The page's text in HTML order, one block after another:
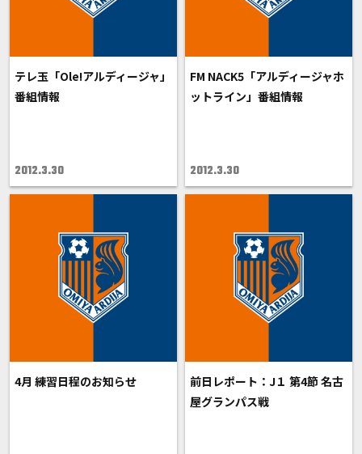
テレ玉「Ole!アルディージャ」
番組情報
2012.3.30
FM NACK5「アルディージャホ
ットライン」番組情報
2012.3.30
4月 練習日程のお知らせ
前日レポート：J１ 第4節 名古
屋グランパス戦